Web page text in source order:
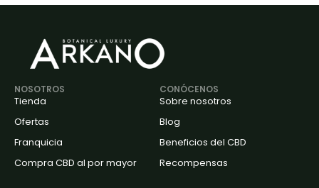
NOSOTROS
Tienda
Ofertas
Franquicia
Compra CBD al por mayor
CONÓCENOS
Sobre nosotros
Blog
Beneficios del CBD
Recompensas